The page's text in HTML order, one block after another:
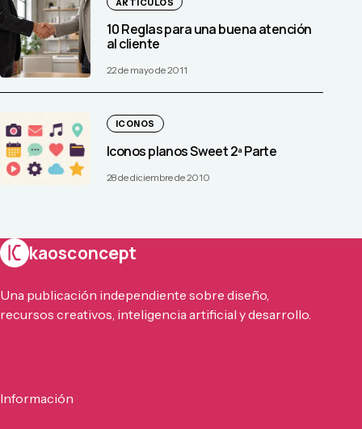
ARTÍCULOS
10 Reglas para una buena atención
al cliente
22 de mayo de 2011
ICONOS
Iconos planos Sweet 2ª Parte
28 de diciembre de 2010
kaosconcept
Una publicación independiente sobre diseño,
recursos creativos, inteligencia artificial y desarrollo.
Información